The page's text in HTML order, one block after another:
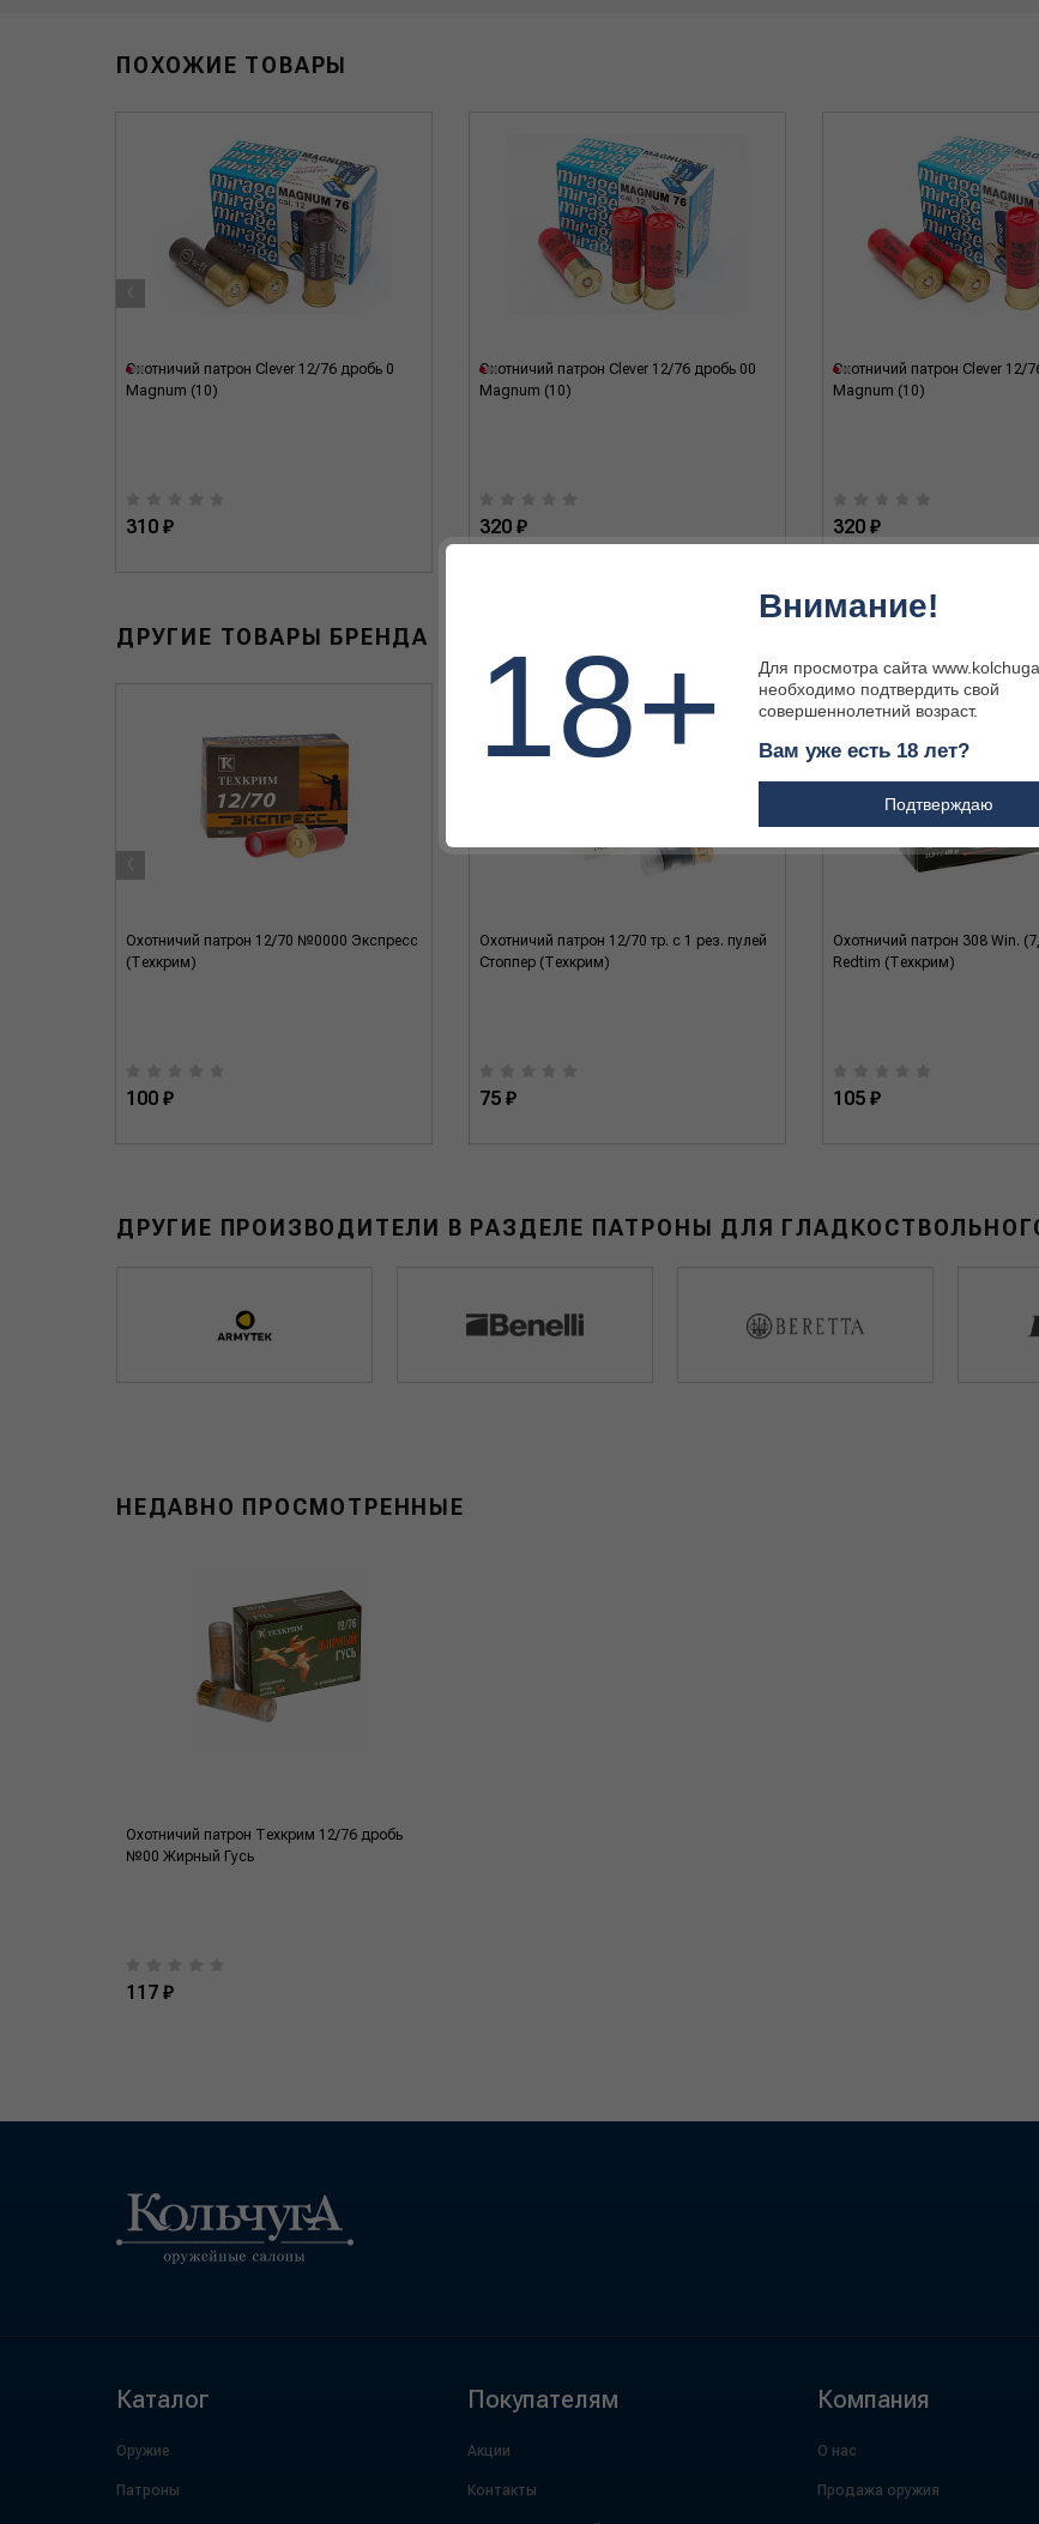
ПОХОЖИЕ ТОВАРЫ
Охотничий патрон Clever 12/76 дробь 0
Magnum (10)
310 ₽
Охотничий патрон Clever 12/76 дробь 00
Magnum (10)
320 ₽
Охотничий патрон Clever 12/
Magnum (10)
320 ₽
‹
ДРУГИЕ ТОВАРЫ БРЕНДА
Охотничий патрон 12/70 №0000 Экспресс
(Техкрим)
100 ₽
Охотничий патрон 12/70 тр. с 1 рез. пулей
Стоппер (Техкрим)
75 ₽
Охотничий патрон 308 Win.
Redtim (Техкрим)
105 ₽
‹
ДРУГИЕ ПРОИЗВОДИТЕЛИ В РАЗДЕЛЕ ПАТРОНЫ ДЛЯ
НЕДАВНО ПРОСМОТРЕННЫЕ
Охотничий патрон Техкрим 12/76 дробь
№00 Жирный Гусь
117 ₽
Каталог
Оружие
Патроны
Покупателям
Акции
Контакты
Компания
О нас
Продажа оружия
18+
Внимание!
Для просмотра сайта
необходимо подтвердить свой
совершеннолетний возраст.
Вам уже есть 18 лет?
Подтверждаю